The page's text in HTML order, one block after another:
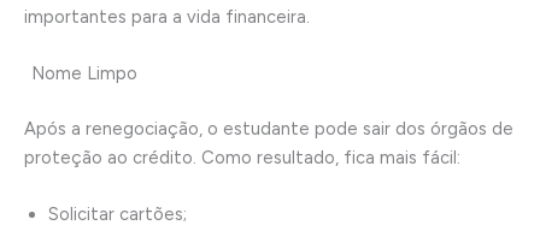
importantes para a vida financeira.
Nome Limpo
Após a renegociação, o estudante pode sair dos órgãos de
proteção ao crédito. Como resultado, fica mais fácil:
Solicitar cartões;